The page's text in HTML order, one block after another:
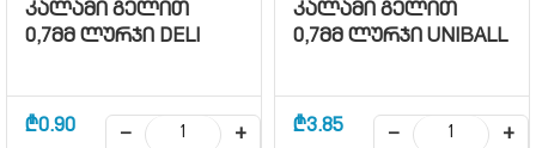
კალამი გელით
0,7მმ ლურჯი DELI
₾0.90 −
+
კალამი გელით
0,7მმ ლურჯი UNIBALL
₾3.85 −
+